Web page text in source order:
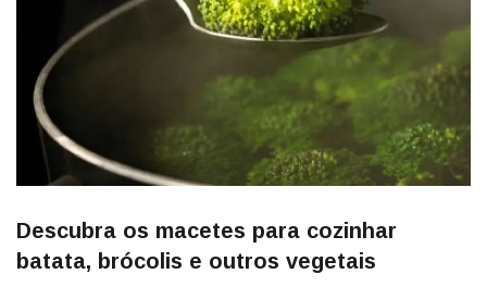
Descubra os macetes para cozinhar
batata, brócolis e outros vegetais